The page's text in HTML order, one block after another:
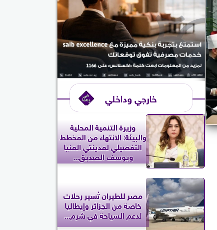
خارجي وداخلي
وزيرة التنمية المحلية
والبيئة: الانتهاء من المخطط
التفصيلي لمدينتي المنيا
ويوسف الصديق...
مصر للطيران تُسير رحلات
خاصة من الجزائر وإيطاليا
لدعم السياحة في شرم...